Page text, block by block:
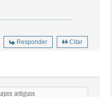
Responder Citar